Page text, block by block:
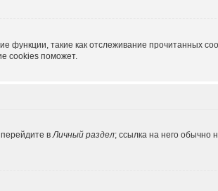
функции, такие как отслеживание прочитанных
cookies поможет.
перейдите вЛичный раздел; ссылка на него обычно